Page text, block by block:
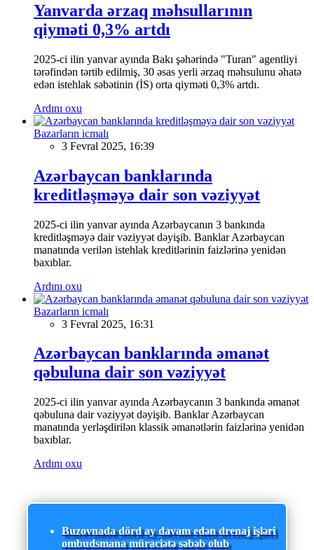
Yanvarda ərzaq məhsullarının
qiyməti 0,3% artdı
2025-ci ilin yanvar ayında Bakı şəhərində "Turan" agentliyi
tərəfindən tərtib edilmiş, 30 əsas yerli ərzaq məhsulunu əhatə
edən istehlak səbətinin (İS) orta qiyməti 0,3% artdı.
Ardını oxu
Bazarların icmalı
3 Fevral 2025, 16:39
Azərbaycan banklarında
kreditləşməyə dair son vəziyyət
2025-ci ilin yanvar ayında Azərbaycanın 3 bankında
kreditləşməyə dair vəziyyət dəyişib. Banklar Azərbaycan
manatında verilən istehlak kreditlərinin faizlərinə yenidən
baxıblar.
Ardını oxu
Bazarların icmalı
3 Fevral 2025, 16:31
Azərbaycan banklarında əmanət
qəbuluna dair son vəziyyət
2025-ci ilin yanvar ayında Azərbaycanın 3 bankında əmanət
qəbuluna dair vəziyyət dəyişib. Banklar Azərbaycan
manatında yerləşdirilən klassik əmanətlərin faizlərinə yenidən
baxıblar.
Ardını oxu
Buzovnada dörd ay davam edən drenaj işləri
ombudsmana müraciətə səbəb olub